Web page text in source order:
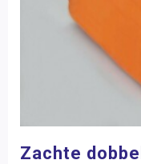
Zachte